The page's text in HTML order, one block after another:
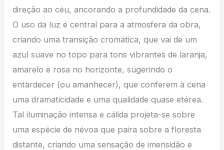
direção ao céu, ancorando a profundidade da cena.
O uso da luz é central para a atmosfera da obra,
criando uma transição cromática, que vai de um
azul suave no topo para tons vibrantes de laranja,
amarelo e rosa no horizonte, sugerindo o
entardecer (ou amanhecer), que conferem à cena
uma dramaticidade e uma qualidade quase etérea.
Tal iluminação intensa e cálida projeta-se sobre
uma espécie de névoa que paira sobre a floresta
distante, criando uma sensação de imensidão e